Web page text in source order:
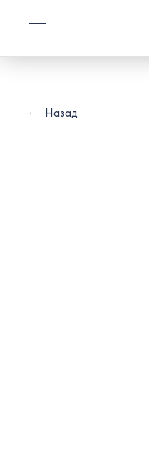
Назад